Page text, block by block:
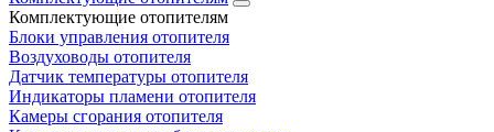
Комплектующие отопителям
Блоки управления отопителя
Воздуховоды отопителя
Датчик температуры отопителя
Индикаторы пламени отопителя
Камеры сгорания отопителя